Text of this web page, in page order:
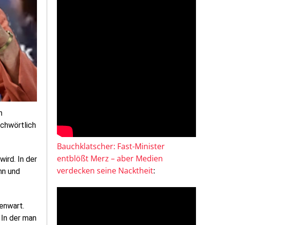
In der
und
der man
Bauchklatscher: Fast-Minister
entblößt Merz – aber Medien
verdecken seine Nacktheit: